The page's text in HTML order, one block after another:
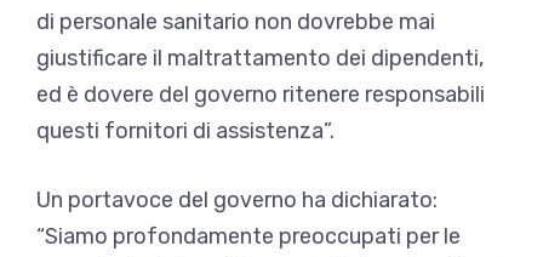
di personale sanitario non dovrebbe mai
giustificare il maltrattamento dei dipendenti,
ed è dovere del governo ritenere responsabili
questi fornitori di assistenza”.
Un portavoce del governo ha dichiarato:
“Siamo profondamente preoccupati per le